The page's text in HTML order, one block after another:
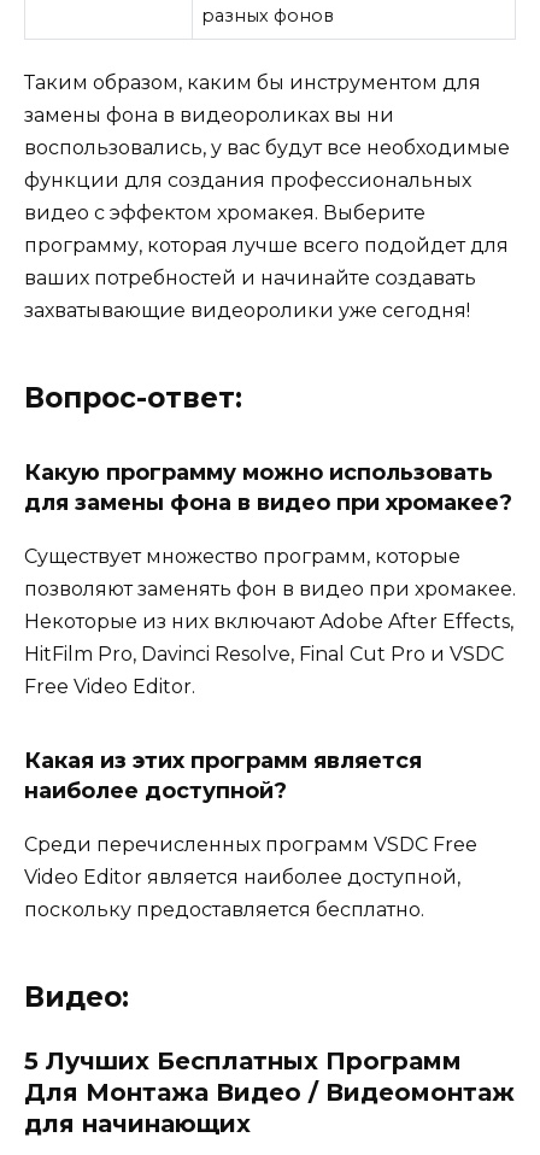
разных фонов
Таким образом, каким бы инструментом для
замены фона в видеороликах вы ни
воспользовались, у вас будут все необходимые
функции для создания профессиональных
видео с эффектом хромакея. Выберите
программу, которая лучше всего подойдет для
ваших потребностей и начинайте создавать
захватывающие видеоролики уже сегодня!
Вопрос-ответ:
Какую программу можно использовать
для замены фона в видео при хромакее?
Существует множество программ, которые
позволяют заменять фон в видео при хромакее.
Некоторые из них включают Adobe After Effects,
HitFilm Pro, Davinci Resolve, Final Cut Pro и VSDC
Free Video Editor.
Какая из этих программ является
наиболее доступной?
Среди перечисленных программ VSDC Free
Video Editor является наиболее доступной,
поскольку предоставляется бесплатно.
Видео:
5 Лучших Бесплатных Программ
Для Монтажа Видео / Видеомонтаж
для начинающих